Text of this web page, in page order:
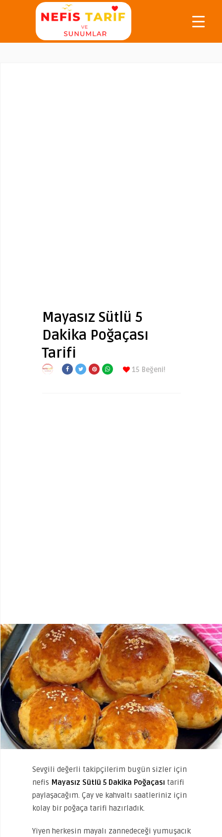
Mayasız Sütlü 5
Dakika Poğaçası
Tarifi
15 Beğeni!
Sevgili değerli takipçilerim bugün sizler için
nefis Mayasız Sütlü 5 Dakika Poğaçası tarifi
paylaşacağım. Çay ve kahvaltı saatleriniz için
kolay bir poğaça tarifi hazırladık.
Yiyen herkesin mayalı zannedeceği yumuşacık